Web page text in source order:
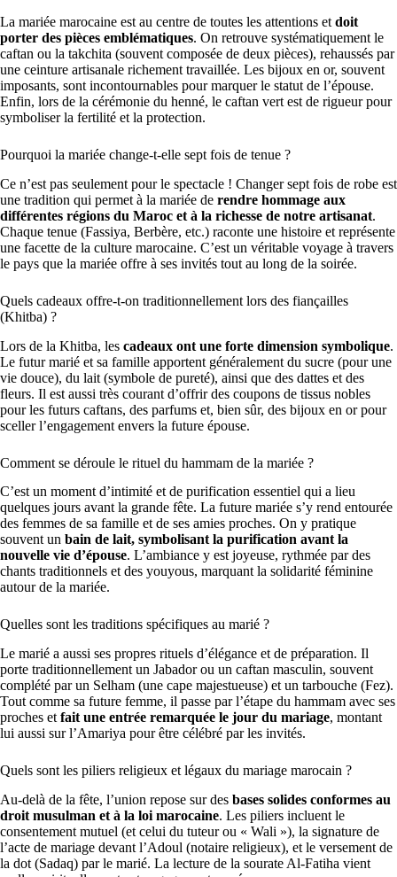
La mariée marocaine est au centre de toutes les attentions et doit
porter des pièces emblématiques. On retrouve systématiquement le
caftan ou la takchita (souvent composée de deux pièces), rehaussés par
une ceinture artisanale richement travaillée. Les bijoux en or, souvent
imposants, sont incontournables pour marquer le statut de l’épouse.
Enfin, lors de la cérémonie du henné, le caftan vert est de rigueur pour
symboliser la fertilité et la protection.
Pourquoi la mariée change-t-elle sept fois de tenue ?
Ce n’est pas seulement pour le spectacle ! Changer sept fois de robe est
une tradition qui permet à la mariée de rendre hommage aux
différentes régions du Maroc et à la richesse de notre artisanat.
Chaque tenue (Fassiya, Berbère, etc.) raconte une histoire et représente
une facette de la culture marocaine. C’est un véritable voyage à travers
le pays que la mariée offre à ses invités tout au long de la soirée.
Quels cadeaux offre-t-on traditionnellement lors des fiançailles
(Khitba) ?
Lors de la Khitba, les cadeaux ont une forte dimension symbolique.
Le futur marié et sa famille apportent généralement du sucre (pour une
vie douce), du lait (symbole de pureté), ainsi que des dattes et des
fleurs. Il est aussi très courant d’offrir des coupons de tissus nobles
pour les futurs caftans, des parfums et, bien sûr, des bijoux en or pour
sceller l’engagement envers la future épouse.
Comment se déroule le rituel du hammam de la mariée ?
C’est un moment d’intimité et de purification essentiel qui a lieu
quelques jours avant la grande fête. La future mariée s’y rend entourée
des femmes de sa famille et de ses amies proches. On y pratique
souvent un bain de lait, symbolisant la purification avant la
nouvelle vie d’épouse. L’ambiance y est joyeuse, rythmée par des
chants traditionnels et des youyous, marquant la solidarité féminine
autour de la mariée.
Quelles sont les traditions spécifiques au marié ?
Le marié a aussi ses propres rituels d’élégance et de préparation. Il
porte traditionnellement un Jabador ou un caftan masculin, souvent
complété par un Selham (une cape majestueuse) et un tarbouche (Fez).
Tout comme sa future femme, il passe par l’étape du hammam avec ses
proches et fait une entrée remarquée le jour du mariage, montant
lui aussi sur l’Amariya pour être célébré par les invités.
Quels sont les piliers religieux et légaux du mariage marocain ?
Au-delà de la fête, l’union repose sur des bases solides conformes au
droit musulman et à la loi marocaine. Les piliers incluent le
consentement mutuel (et celui du tuteur ou « Wali »), la signature de
l’acte de mariage devant l’Adoul (notaire religieux), et le versement de
la dot (Sadaq) par le marié. La lecture de la sourate Al-Fatiha vient